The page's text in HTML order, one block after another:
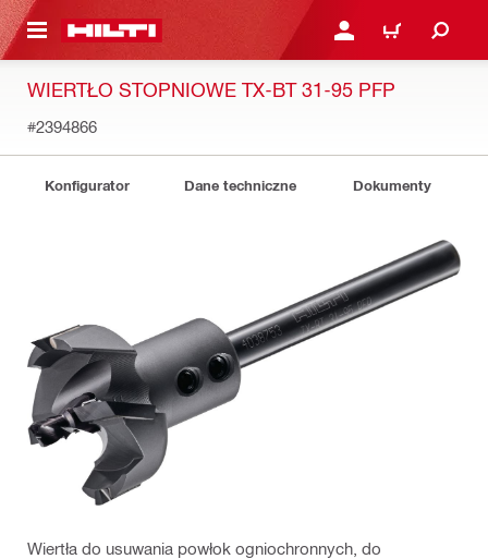
GŁÓWNEJ ZALOGUJ SIĘ LUB
KOSZYK
WIERTŁO STOPNIOWE TX-BT 31-95 PFP
#2394866
Konfigurator Dane techniczne Dokumenty
Wiertła do usuwania powłok ogniochronnych, do